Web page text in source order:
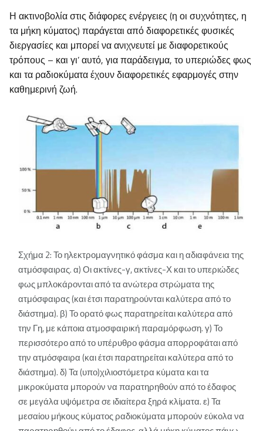
Η ακτινοβολία στις διάφορες ενέργειες (η οι συχνότητες, η
τα μήκη κύματος) παράγεται από διαφορετικές φυσικές
διεργασίες και μπορεί να ανιχνευτεί με διαφορετικούς
τρόπους – και γι’ αυτό, για παράδειγμα, το υπεριώδες φως
και τα ραδιοκύματα έχουν διαφορετικές εφαρμογές στην
καθημερινή ζωή.
Σχήμα 2: Το ηλεκτρομαγνητικό φάσμα και η αδιαφάνεια της
ατμόσφαιρας. α) Οι ακτίνες-γ, ακτίνες-Χ και το υπεριώδες
φως μπλοκάρονται από τα ανώτερα στρώματα της
ατμόσφαιρας (και έτσι παρατηρούνται καλύτερα από το
διάστημα). β) Το ορατό φως παρατηρείται καλύτερα από
την Γη, με κάποια ατμοσφαιρική παραμόρφωση. γ) Το
περισσότερο από το υπέρυθρο φάσμα απορροφάται από
την ατμόσφαιρα (και έτσι παρατηρείται καλύτερα από το
διάστημα). δ) Τα (υπο)χιλιοστόμετρα κύματα και τα
μικροκύματα μπορούν να παρατηρηθούν από το έδαφος
σε μεγάλα υψόμετρα σε ιδιαίτερα ξηρά κλίματα. ε) Τα
μεσαίου μήκους κύματος ραδιοκύματα μπορούν εύκολα να